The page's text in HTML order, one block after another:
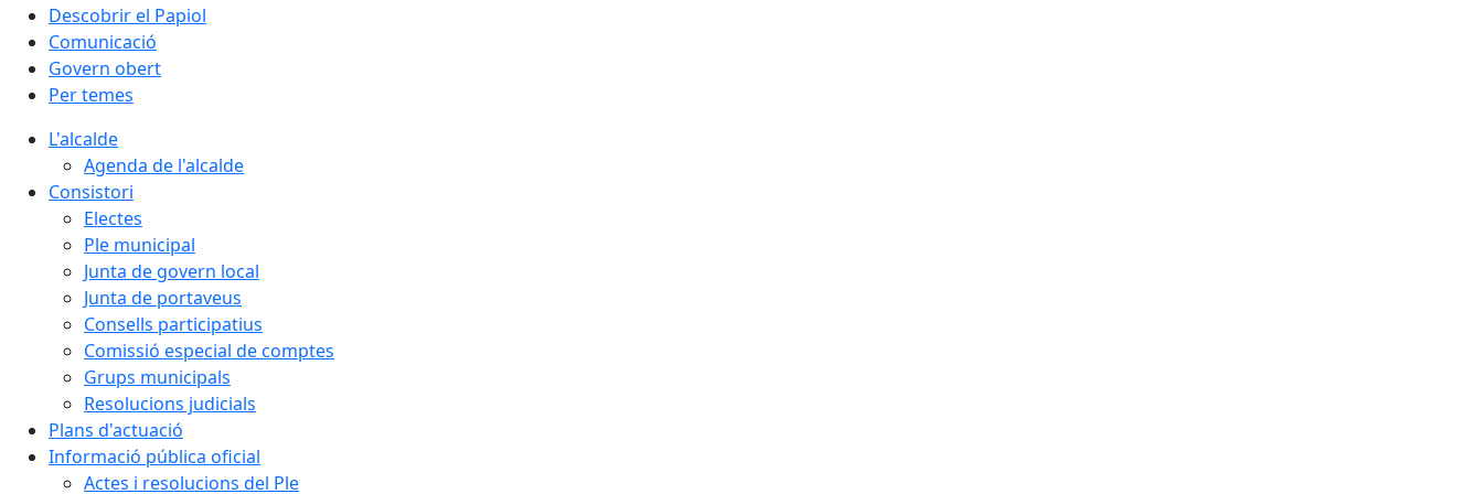
Descobrir el Papiol
Comunicació
Govern obert
Per temes
L'alcalde
Agenda de l'alcalde
Consistori
Electes
Ple municipal
Junta de govern local
Junta de portaveus
Consells participatius
Comissió especial de comptes
Grups municipals
Resolucions judicials
Plans d'actuació
Informació pública oficial
Actes i resolucions del Ple